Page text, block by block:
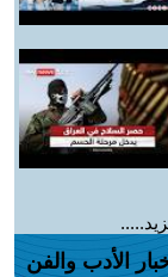
الأدب والفن